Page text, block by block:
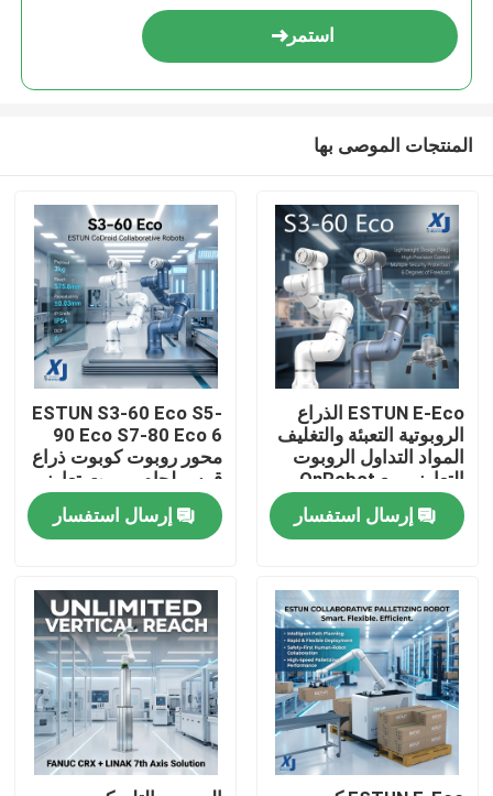
المنزل
المنتجات
فيديوهات
استمر
المنتجات الموصى بها
ESTUN E-Eco الذراع
الروبوتية التعبئة والتغليف
المواد التداول الروبوت
التعاوني مع OnRobot
المقبض
إرسال استفسار
ESTUN S3-60 Eco S5-
90 Eco S7-80 Eco 6
محور روبوت كوبوت ذراع
قوس لحام روبوت تعاوني
CNGBS محرك تحديد
المواقع لحامإرسال استفسار